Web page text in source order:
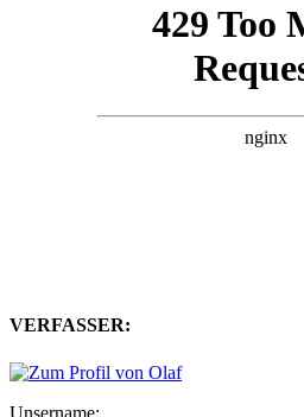
VERFASSER:
Unsername: